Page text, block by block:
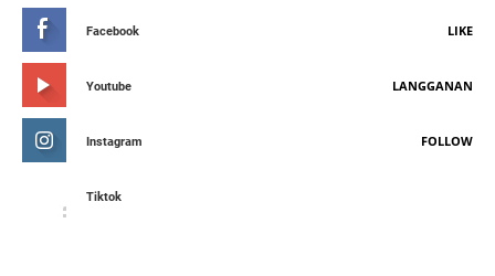
Facebook LIKE
Youtube LANGGANAN
Instagram FOLLOW
Tiktok